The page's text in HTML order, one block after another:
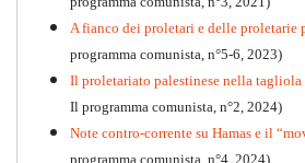
A fianco dei proletari e delle proletarie
programma comunista, n°5-6, 2023)
Il proletariato palestinese nella
Il programma comunista, n°2, 2024)
Note contro-corrente su Hamas e il
programma comunista, n°4, 2024)